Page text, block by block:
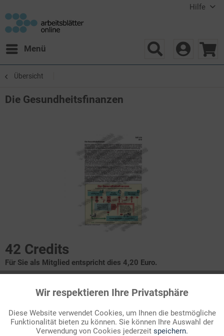
Hilfe
Menü
Übersicht
Die Gesundheitsfinanzen
42 Credits
Für Sie als Mitglied entspricht dies 4,20 Euro.
Infografik Nr. 141270
Die Gesundheitsfinanzen
Menschen haben das natürliche Bedürfnis, gesund zu bleiben
Funktionale Aktiv
Marketing Inaktiv
Wir respektieren Ihre Privatsphäre
Diese Website verwendet Cookies, um Ihnen die bestmögliche
Funktionalität bieten zu können. Sie können Ihre Auswahl der
Verwendung von Cookies jederzeit speichern.